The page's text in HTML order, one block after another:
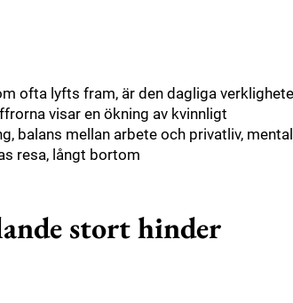
ofta lyfts fram, är den dagliga
visar en ökning av kvinnligt
balans mellan arbete och privatliv, mental
resa, långt bortom
stort hinder